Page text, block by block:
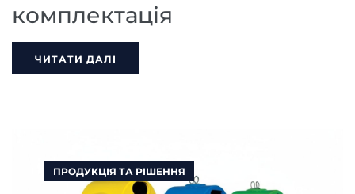
комплектація
ЧИТАТИ ДАЛІ
ПРОДУКЦІЯ ТА РІШЕННЯ